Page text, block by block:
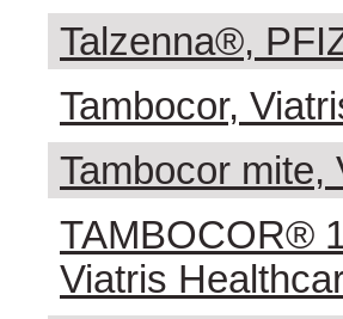
Talzenna®,
Tambocor,
Tambocor mite,
TAMBOCOR®
Viatris